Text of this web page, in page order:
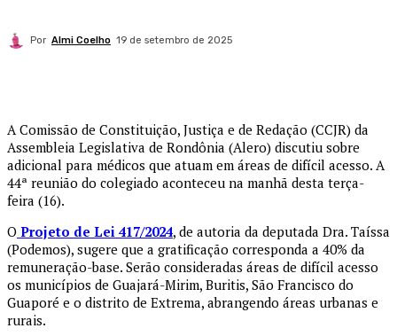
Por Almi Coelho 19 de setembro de 2025
A Comissão de Constituição, Justiça e de Redação (CCJR) da
Assembleia Legislativa de Rondônia (Alero) discutiu sobre
adicional para médicos que atuam em áreas de difícil acesso. A
44ª reunião do colegiado aconteceu na manhã desta terça-
feira (16).
O Projeto de Lei 417/2024, de autoria da deputada Dra. Taíssa
(Podemos), sugere que a gratificação corresponda a 40% da
remuneração-base. Serão consideradas áreas de difícil acesso
os municípios de Guajará-Mirim, Buritis, São Francisco do
Guaporé e o distrito de Extrema, abrangendo áreas urbanas e
rurais.